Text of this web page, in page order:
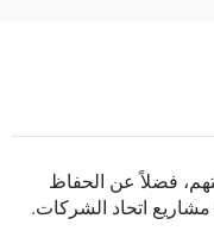
فضلاً عن الحفاظ
مشاريع اتحاد الشركات.